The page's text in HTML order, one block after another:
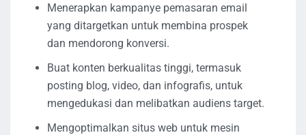
Menerapkan kampanye pemasaran email
yang ditargetkan untuk membina prospek
dan mendorong konversi.
Buat konten berkualitas tinggi, termasuk
posting blog, video, dan infografis, untuk
mengedukasi dan melibatkan audiens target.
Mengoptimalkan situs web untuk mesin